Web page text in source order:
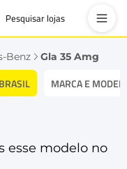
Pesquisar lojas
Benz Gla 35 Amg
BRASIL MARCA E
esse modelo no